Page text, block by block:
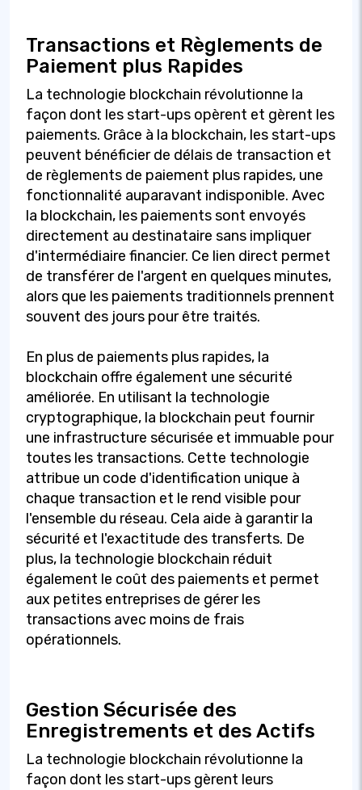
Transactions et Règlements de
Paiement plus Rapides
La technologie blockchain révolutionne la
façon dont les start-ups opèrent et gèrent les
paiements. Grâce à la blockchain, les start-ups
peuvent bénéficier de délais de transaction et
de règlements de paiement plus rapides, une
fonctionnalité auparavant indisponible. Avec
la blockchain, les paiements sont envoyés
directement au destinataire sans impliquer
d'intermédiaire financier. Ce lien direct permet
de transférer de l'argent en quelques minutes,
alors que les paiements traditionnels prennent
souvent des jours pour être traités.
En plus de paiements plus rapides, la
blockchain offre également une sécurité
améliorée. En utilisant la technologie
cryptographique, la blockchain peut fournir
une infrastructure sécurisée et immuable pour
toutes les transactions. Cette technologie
attribue un code d'identification unique à
chaque transaction et le rend visible pour
l'ensemble du réseau. Cela aide à garantir la
sécurité et l'exactitude des transferts. De
plus, la technologie blockchain réduit
également le coût des paiements et permet
aux petites entreprises de gérer les
transactions avec moins de frais
opérationnels.
Gestion Sécurisée des
Enregistrements et des Actifs
La technologie blockchain révolutionne la
façon dont les start-ups gèrent leurs